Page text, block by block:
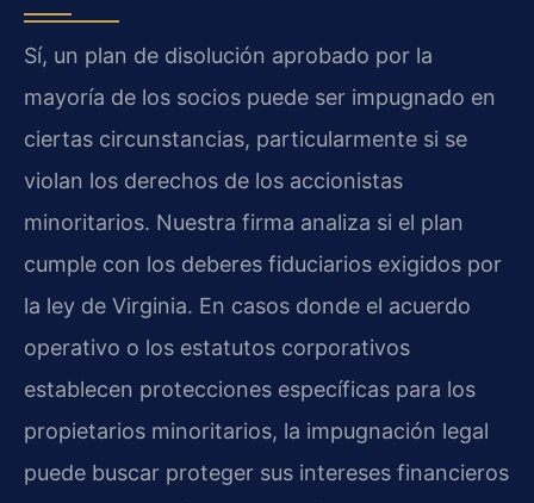
Sí, un plan de disolución aprobado por la
mayoría de los socios puede ser impugnado en
ciertas circunstancias, particularmente si se
violan los derechos de los accionistas
minoritarios. Nuestra firma analiza si el plan
cumple con los deberes fiduciarios exigidos por
la ley de Virginia. En casos donde el acuerdo
operativo o los estatutos corporativos
establecen protecciones específicas para los
propietarios minoritarios, la impugnación legal
puede buscar proteger sus intereses financieros